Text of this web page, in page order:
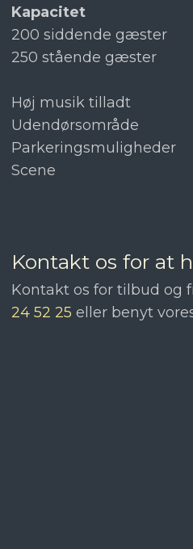
Kapacitet
200 siddende gæster
250 stående gæster
Høj musik tilladt
Udendørsområde
Parkeringsmuligheder
Scene
Kontakt os for at
​Kontakt os for tilbud og
24 52 25 eller benyt